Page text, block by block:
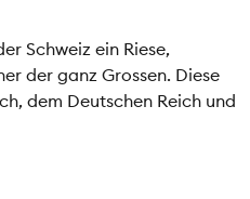
Schweiz ein Riese,
der ganz Grossen. Diese
dem Deutschen Reich und